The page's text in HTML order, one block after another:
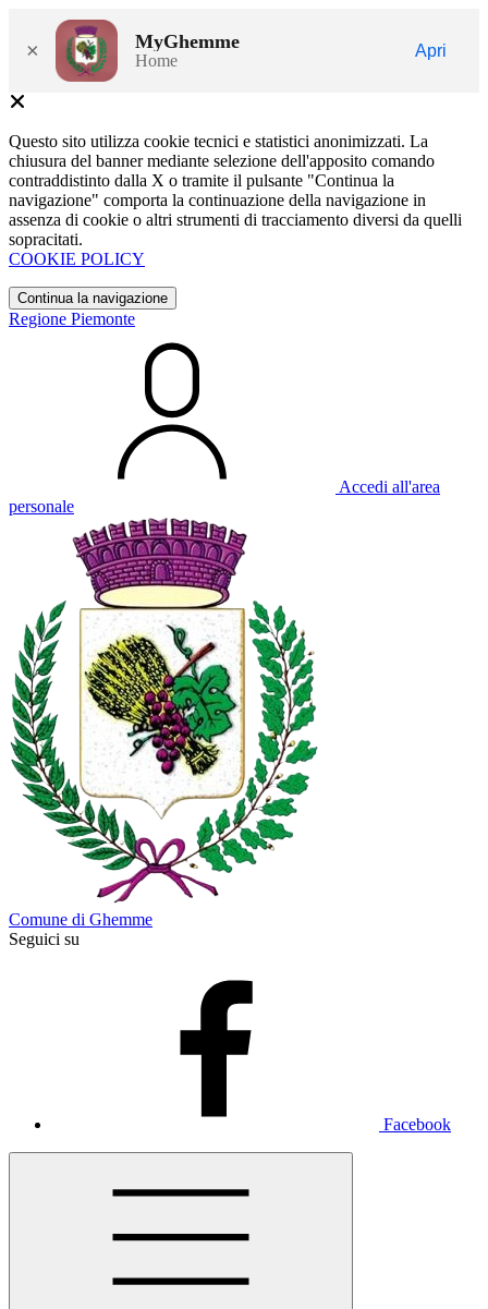
× MyGhemme
Home
Apri
Questo sito utilizza cookie tecnici e statistici anonimizzati. La
chiusura del banner mediante selezione dell'apposito comando
contraddistinto dalla X o tramite il pulsante "Continua la
navigazione" comporta la continuazione della navigazione in
assenza di cookie o altri strumenti di tracciamento diversi da quelli
sopracitati.
COOKIE POLICY
Continua la navigazione
Regione Piemonte
Accedi all'area
personale
Comune di Ghemme
Seguici su
Facebook